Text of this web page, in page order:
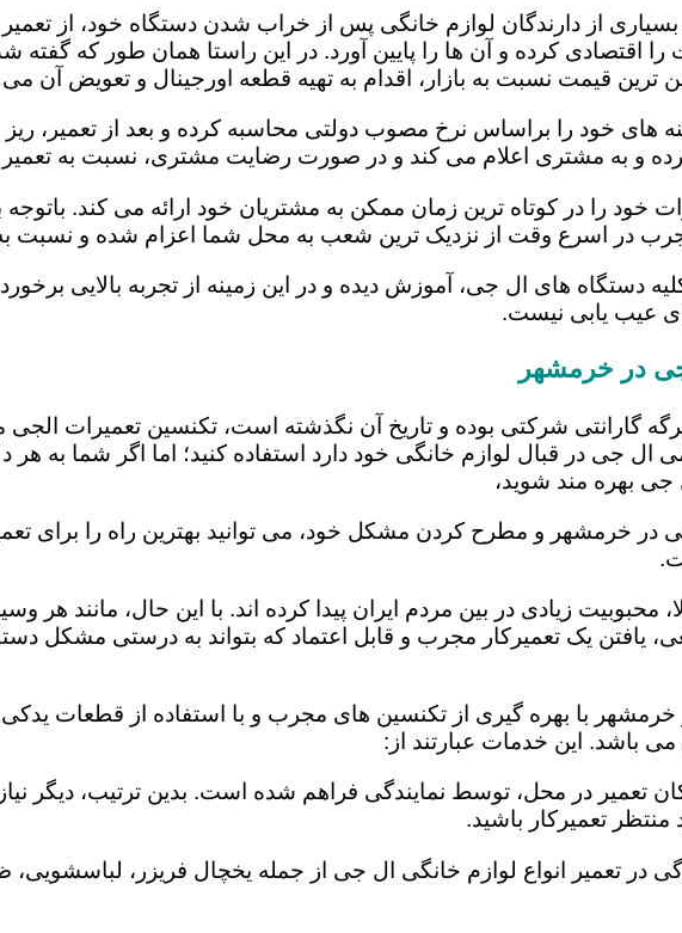
بسیاری از دارندگان لوازم خانگی پس از خراب شدن دستگاه خود، از
اقتصادی کرده و آن ها را پایین آورد. در این راستا همان طور که
ترین قیمت نسبت به بازار، اقدام به تهیه قطعه اورجینال و تعویض آن
خود را براساس نرخ مصوب دولتی محاسبه کرده و بعد از تعمیر، ریز
کرده و به مشتری اعلام می کند و در صورت رضایت مشتری، نسبت به
را در کوتاه ترین زمان ممکن به مشتریان خود ارائه می کند.
در اسرع وقت از نزدیک ترین شعب به محل شما اعزام شده و نسبت
دستگاه های ال جی، آموزش دیده و در این زمینه از تجربه بالایی
عیب یابی نیست.
در خرمشهر
گارانتی شرکتی بوده و تاریخ آن نگذشته است، تکنسین تعمیرات
ال جی در قبال لوازم خانگی خود دارد استفاده کنید؛ اما اگر شما به هر
جی بهره مند شوید،
در خرمشهر و مطرح کردن مشکل خود، می توانید بهترین راه را برای
محبوبیت زیادی در بین مردم ایران پیدا کرده اند. با این حال، مانند هر
یک تعمیرکار مجرب و قابل اعتماد که بتواند به درستی مشکل
با بهره گیری از تکنسین های مجرب و با استفاده از قطعات یدکی
باشد. این خدمات عبارتند از:
تعمیر در محل، توسط نمایندگی فراهم شده است. بدین ترتیب، دیگر
تعمیرکار باشید.
در تعمیر انواع لوازم خانگی ال جی از جمله یخچال فریزر، لباسشویی،